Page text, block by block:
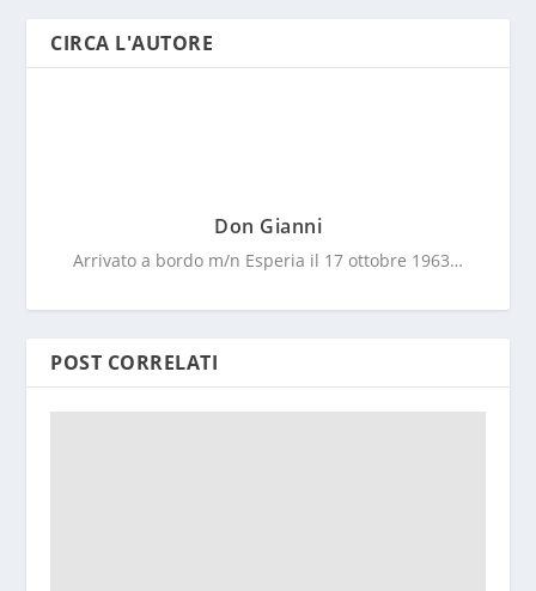
CIRCA L'AUTORE
Don Gianni
Arrivato a bordo m/n Esperia il 17 ottobre 1963…
POST CORRELATI